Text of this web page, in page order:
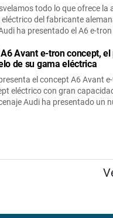
todo lo que ofrece la
eléctrico del fabricante
ha presentado el A6 e-tron
Avant e-tron concept,
de su gama eléctrica
el concept A6 Avant
eléctrico con gran
Audi ha presentado un